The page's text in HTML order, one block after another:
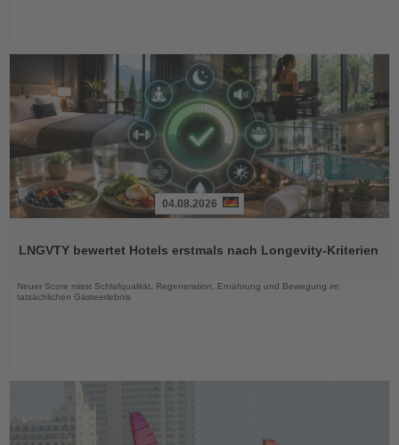
die
04.08.2026
LNGVTY bewertet Hotels erstmals nach Longevity-Kriterien
Neuer Score misst Schlafqualität, Regeneration, Ernährung und Bewegung im
tatsächlichen Gästeerlebnis